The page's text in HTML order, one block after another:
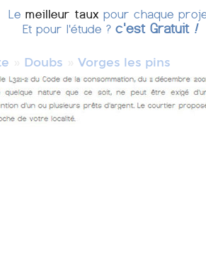
Le meilleur taux pour chaque
Et pour l'étude ?c'est Gratuit !
Doubs Vorges les pins